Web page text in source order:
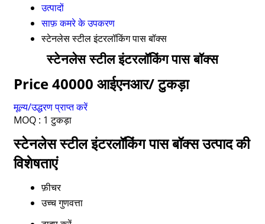
उत्पादों
साफ़ कमरे के उपकरण
स्टेनलेस स्टील इंटरलॉकिंग पास बॉक्स
स्टेनलेस स्टील इंटरलॉकिंग पास बॉक्स
Price 40000 आईएनआर/ टुकड़ा
मूल्य/उद्धरण प्राप्त करें
MOQ : 1 टुकड़ा
स्टेनलेस स्टील इंटरलॉकिंग पास बॉक्स उत्पाद की
विशेषताएं
फ़ीचर
उच्च गुणवत्ता